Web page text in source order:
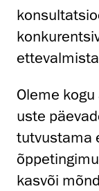
Oleme
uste
tutvustama
kasvõi